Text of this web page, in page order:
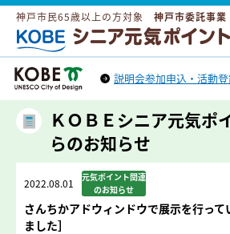
神戸市民65歳以上の方対象 神戸市委託事業
ＫＯＢＥシニア元気ポイント
神戸市トップへ
（外部リンク）
説明会参加申込・活動
ＫＯＢＥシニア元気ポ
らのお知らせ
2022.08.01
元気ポイント関連
のお知らせ
さんちかアドウィンドウで展示を行っ
ました］